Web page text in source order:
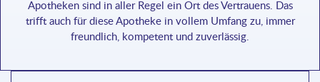
Apotheken sind in aller Regel ein Ort des Vertrauens. Das
trifft auch für diese Apotheke in vollem Umfang zu, immer
freundlich, kompetent und zuverlässig.